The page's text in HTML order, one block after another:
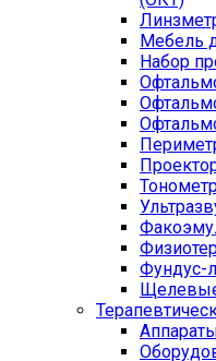
Мебель
Набор
Фундус-